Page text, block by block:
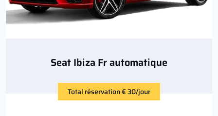
Seat Ibiza Fr automatique
Total réservation € 30/jour